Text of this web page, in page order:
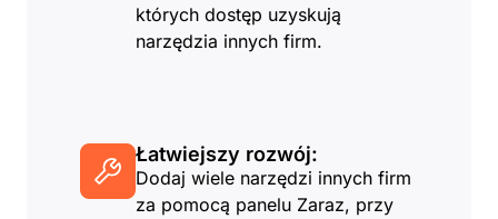
których dostęp uzyskują
narzędzia innych firm.
Łatwiejszy rozwój:
Dodaj wiele narzędzi innych firm
za pomocą panelu Zaraz, przy